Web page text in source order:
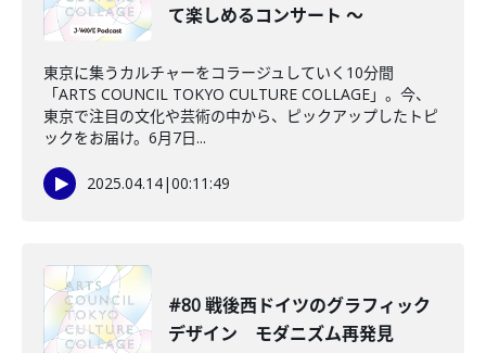
て楽しめるコンサート 〜
東京に集うカルチャーをコラージュしていく10分間
「ARTS COUNCIL TOKYO CULTURE COLLAGE」。今、
東京で注目の文化や芸術の中から、ピックアップしたトピ
ックをお届け。6月7日...
2025.04.14|00:11:49
#80 戦後西ドイツのグラフィック
デザイン モダニズム再発見